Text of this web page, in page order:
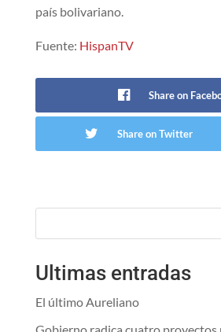
país bolivariano.
Fuente: HispanTV
Share on
Share on Twitter
Ultimas entradas
El último Aureliano
Gobierno radica cuatro proyectos